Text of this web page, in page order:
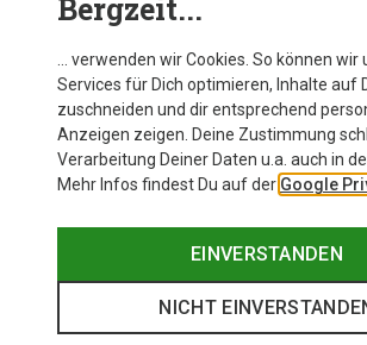
Du bist auf der Suche nach mehr
schau im Markenshop vorbei!
LASS DICH
Beliebte Produkte von Ballop
Bergzeit...
… verwenden wir Cookies. So können wir
Services für Dich optimieren, Inhalte auf
zuschneiden und dir entsprechend
Anzeigen zeigen. Deine Zustimmung
Verarbeitung Deiner Daten u.a. auch in
Mehr Infos findest Du auf der Google
EINVERSTANDEN
NICHT